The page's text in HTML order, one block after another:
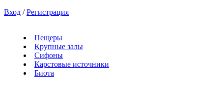
Вход / Регистрация
Пещеры
Крупные залы
Сифоны
Карстовые источники
Биота